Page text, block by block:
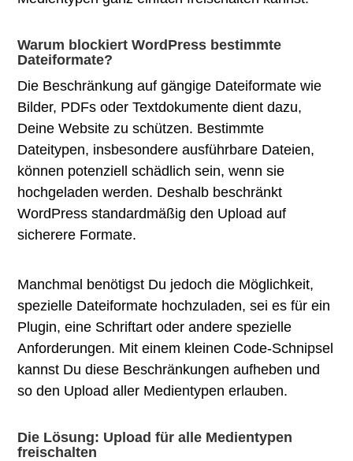
Warum blockiert WordPress bestimmte
Dateiformate?
Die Beschränkung auf gängige Dateiformate wie
Bilder, PDFs oder Textdokumente dient dazu,
Deine Website zu schützen. Bestimmte
Dateitypen, insbesondere ausführbare Dateien,
können potenziell schädlich sein, wenn sie
hochgeladen werden. Deshalb beschränkt
WordPress standardmäßig den Upload auf
sicherere Formate.
Manchmal benötigst Du jedoch die Möglichkeit,
spezielle Dateiformate hochzuladen, sei es für ein
Plugin, eine Schriftart oder andere spezielle
Anforderungen. Mit einem kleinen Code-Schnipsel
kannst Du diese Beschränkungen aufheben und
so den Upload aller Medientypen erlauben.
Die Lösung: Upload für alle Medientypen
freischalten